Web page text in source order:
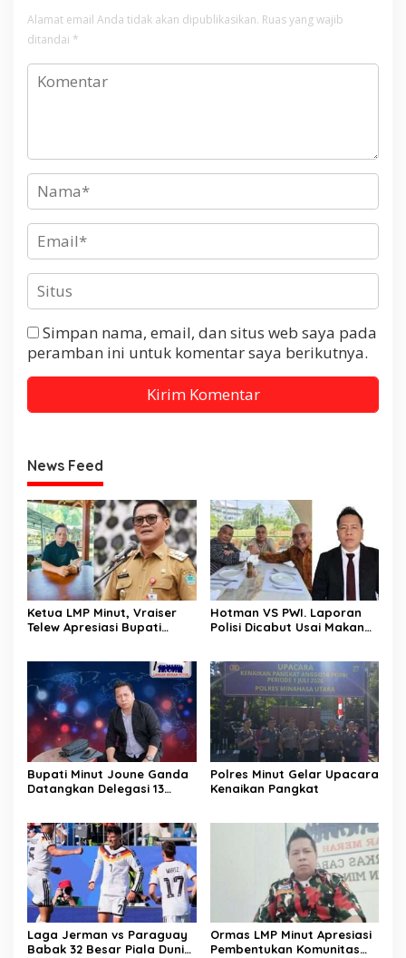
Alamat email Anda tidak akan dipublikasikan. Ruas yang wajib
ditandai *
Simpan nama, email, dan situs web saya pada
peramban ini untuk komentar saya berikutnya.
News Feed
Ketua LMP Minut, Vraiser
Telew Apresiasi Bupati
Ekonomi
Hotman VS PWI. Laporan
Polisi Dicabut Usai Makan
Vraiser Telew: Tindakan PWI
Blunder, Jadi Ancaman
Terhadap Marwah Pers
Bupati Minut Joune Ganda
Datangkan Delegasi 13
Bukan Sekedar Prestasi
Tapi Kerja Nyata Bupati
Untuk Daerahnya
Polres Minut Gelar Upacara
Kenaikan Pangkat
Laga Jerman vs Paraguay
Babak 32 Besar Piala Dunia
Ormas LMP Minut Apresiasi
Pembentukan Komunitas